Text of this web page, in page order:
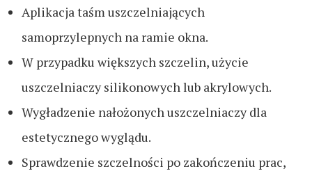
Aplikacja taśm uszczelniających
samoprzylepnych na ramie okna.
W przypadku większych szczelin, użycie
uszczelniaczy silikonowych lub akrylowych.
Wygładzenie nałożonych uszczelniaczy dla
estetycznego wyglądu.
Sprawdzenie szczelności po zakończeniu prac,